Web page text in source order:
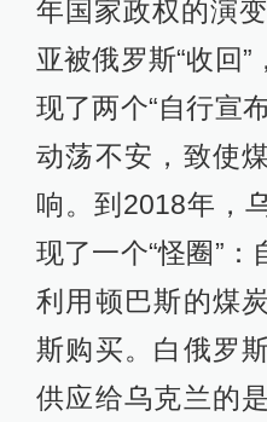
年国家政权的演
亚被俄罗斯“收回
现了两个“自行宣
动荡不安，致使
响。到2018年，
现了一个“怪圈”
利用顿巴斯的煤
斯购买。白俄罗
供应给乌克兰的